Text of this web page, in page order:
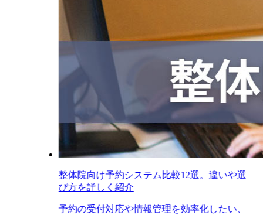
整体院向け予約システム比較12選。違いや選
び方を詳しく紹介
予約の受付対応や情報管理を効率化したい、